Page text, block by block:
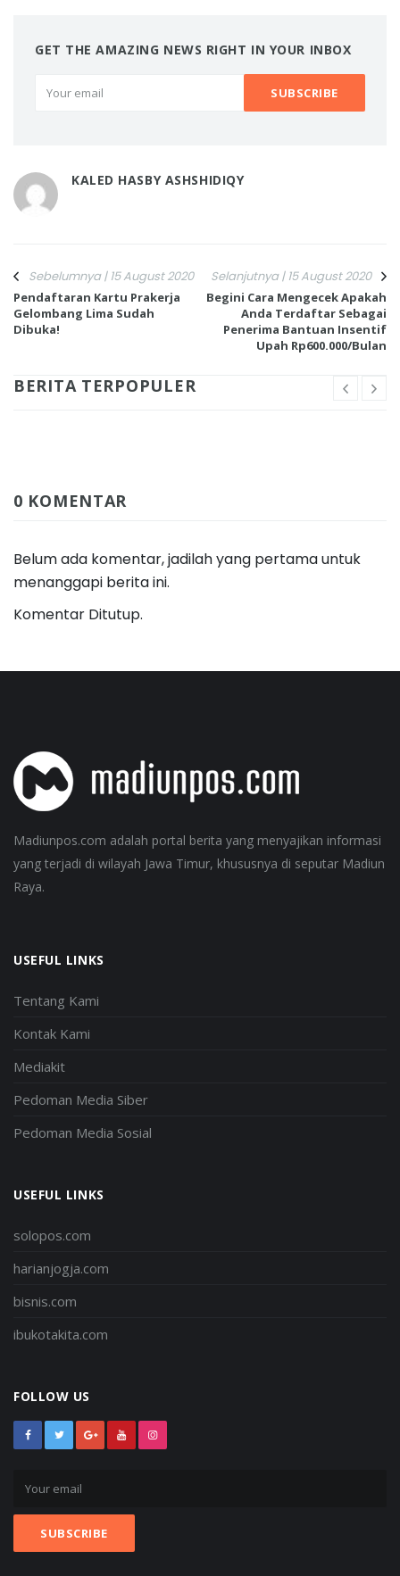
GET THE AMAZING NEWS RIGHT IN YOUR INBOX
KALED HASBY ASHSHIDIQY
Sebelumnya | 15 August 2020
Pendaftaran Kartu Prakerja
Gelombang Lima Sudah
Dibuka!
Selanjutnya | 15 August 2020
Begini Cara Mengecek Apakah
Anda Terdaftar Sebagai
Penerima Bantuan Insentif
Upah Rp600.000/Bulan
BERITA TERPOPULER
0 KOMENTAR
Belum ada komentar, jadilah yang pertama untuk
menanggapi berita ini.
Komentar Ditutup.
Madiunpos.com adalah portal berita yang menyajikan informasi
yang terjadi di wilayah Jawa Timur, khususnya di seputar Madiun
Raya.
USEFUL LINKS
Tentang Kami
Kontak Kami
Mediakit
Pedoman Media Siber
Pedoman Media Sosial
USEFUL LINKS
solopos.com
harianjogja.com
bisnis.com
ibukotakita.com
FOLLOW US